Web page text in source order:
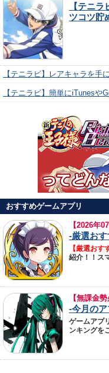
【テニ
ツコツ貯
【テニラビ】レアキャラを手
【テニラビ】簡単にiTunesや
おすすめゲームアプリ
【2026年
-厳選お
【厳選おす
紹介！！ス
【無課金
-今月の
ゲームアプ
ンキングを